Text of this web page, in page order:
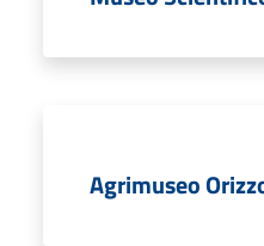
Agrimuseo